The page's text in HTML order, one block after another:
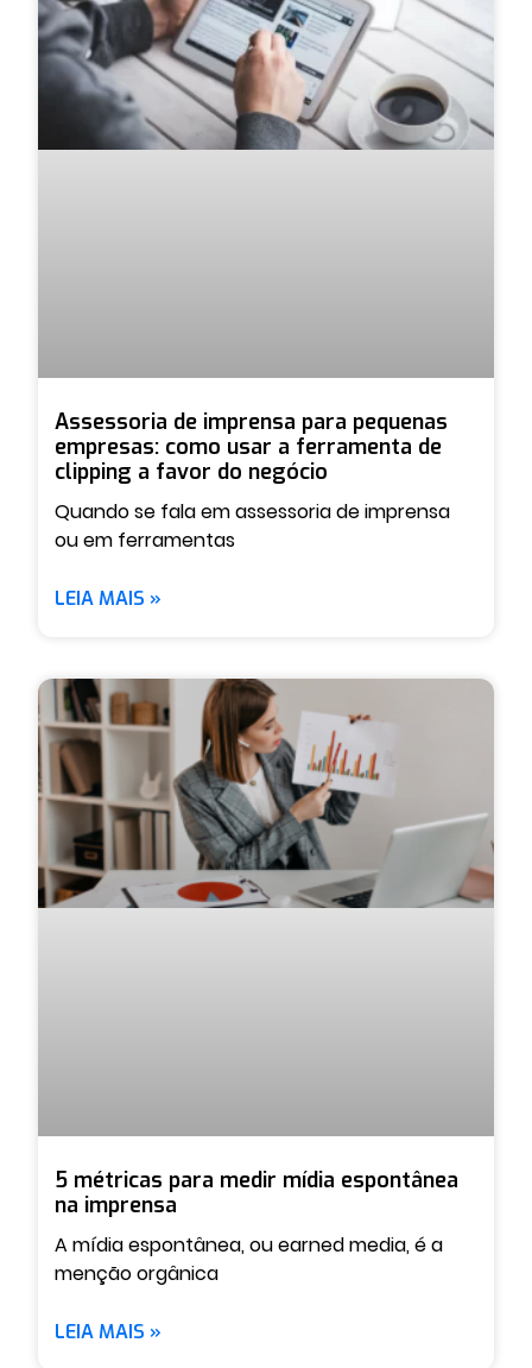
Assessoria de imprensa para pequenas
empresas: como usar a ferramenta de
clipping a favor do negócio
Quando se fala em assessoria de imprensa
ou em ferramentas
LEIA MAIS »
5 métricas para medir mídia espontânea
na imprensa
A mídia espontânea, ou earned media, é a
menção orgânica
LEIA MAIS »